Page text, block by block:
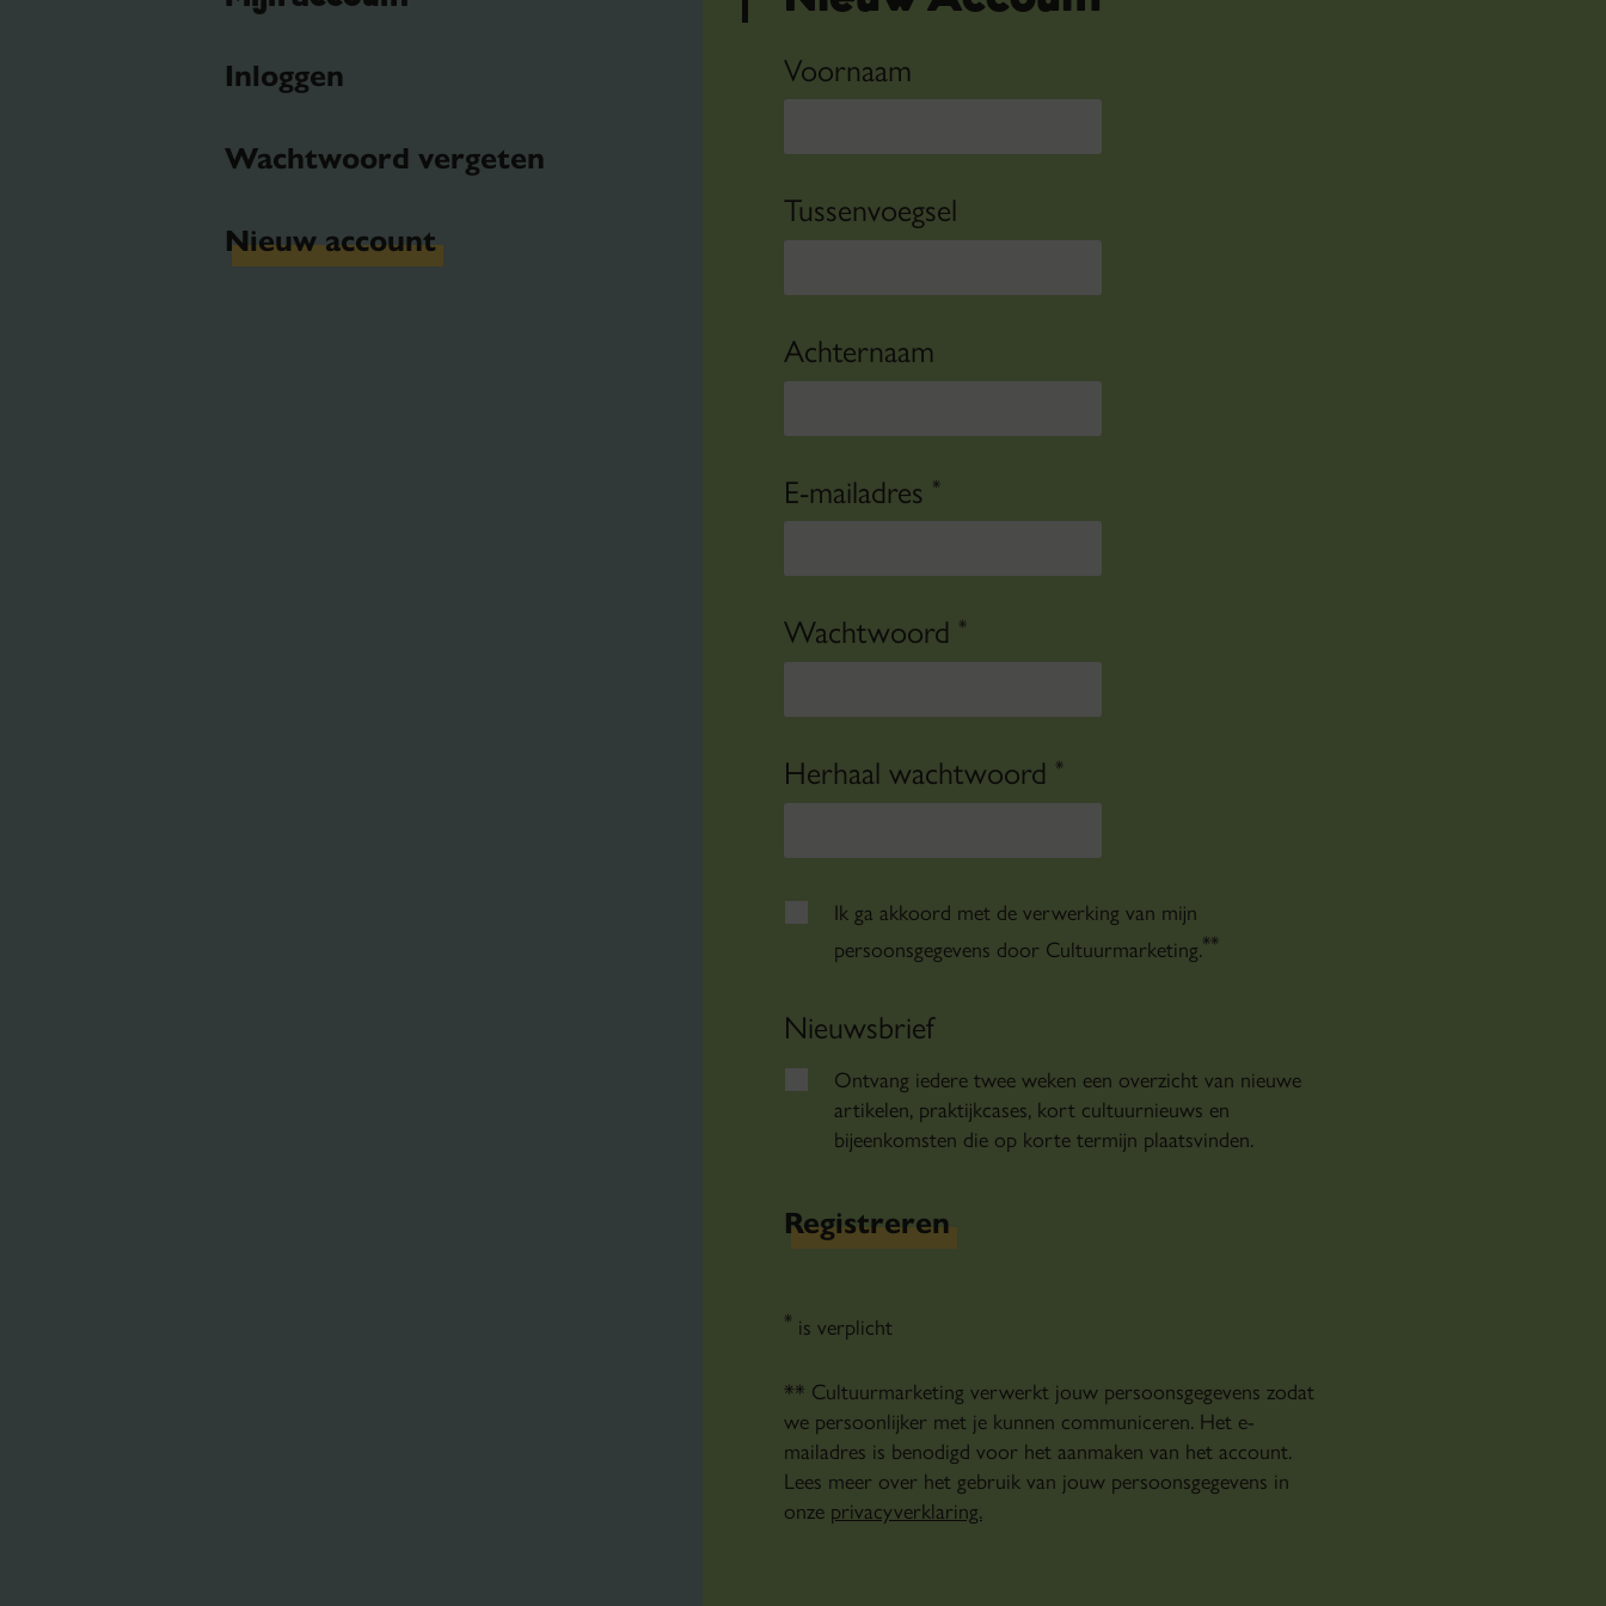
Inloggen
Wachtwoord vergeten
Nieuw account
Voornaam
Tussenvoegsel
Achternaam
E-mailadres *
Wachtwoord *
Herhaal wachtwoord *
Ik ga akkoord met de verwerking van mijn
persoonsgegevens door Cultuurmarketing.**
Nieuwsbrief
Ontvang iedere twee weken een overzicht van nieuwe
artikelen, praktijkcases, kort cultuurnieuws en
bijeenkomsten die op korte termijn plaatsvinden.
Registreren
* is verplicht
** Cultuurmarketing verwerkt jouw persoonsgegevens zodat
we persoonlijker met je kunnen communiceren. Het e-
mailadres is benodigd voor het aanmaken van het account.
Lees meer over het gebruik van jouw persoonsgegevens in
onze privacyverklaring.